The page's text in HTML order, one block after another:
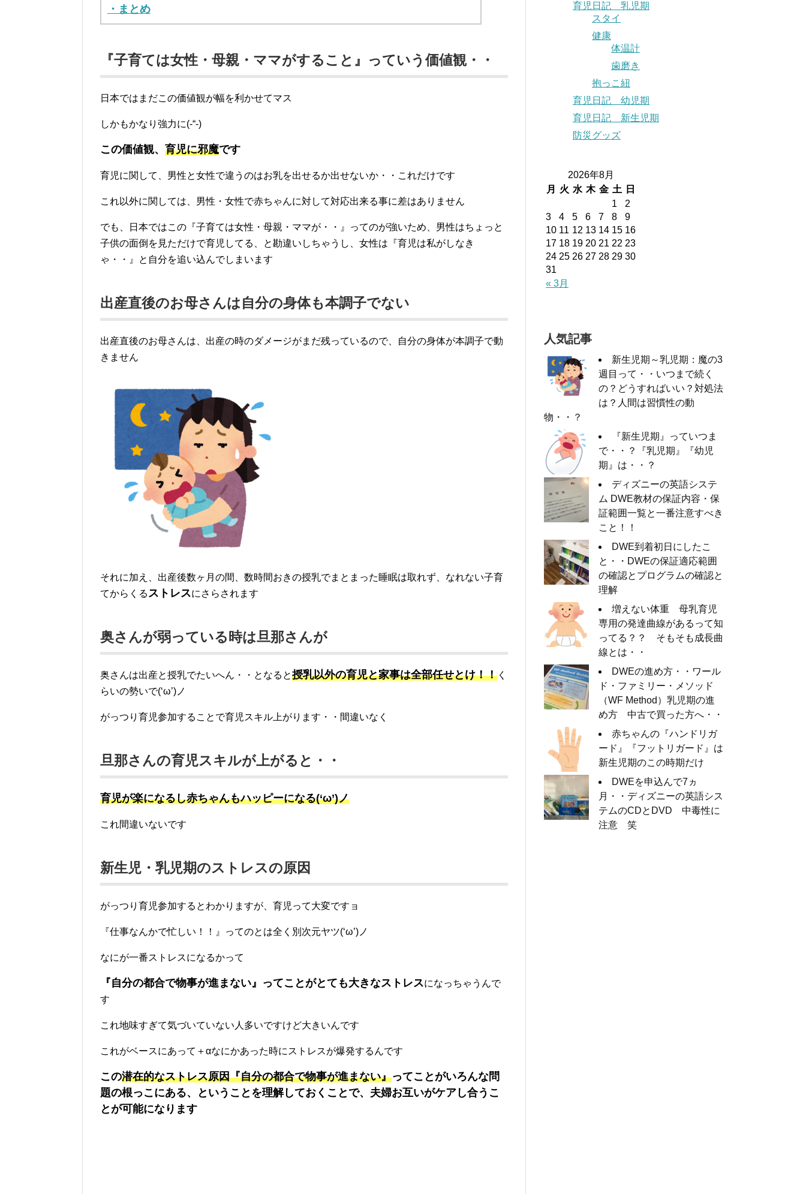
・まとめ
『子育ては女性・母親・ママがすること』っていう価値観・・
日本ではまだこの価値観が幅を利かせてマス
しかもかなり強力に(-“-)
この価値観、 育児に邪魔です
育児に関して、男性と女性で違うのはお乳を出せるか出せないか・・これだけです
これ以外に関しては、男性・女性で赤ちゃんに対して対応出来る事に差はありません
でも、日本ではこの『子育ては女性・母親・ママが・・』ってのが強いため、男性はちょっと
子供の面倒を見ただけで育児してる、と勘違いしちゃうし、女性は『育児は私がしなき
ゃ・・』と自分を追い込んでしまいます
出産直後のお母さんは自分の身体も本調子でない
出産直後のお母さんは、出産の時のダメージがまだ残っているので、自分の身体が本調子で動
きません
それに加え、出産後数ヶ月の間、数時間おきの授乳でまとまった睡眠は取れず、なれない子育
てからくるストレスにさらされます
奥さんが弱っている時は旦那さんが
奥さんは出産と授乳でたいへん・・となると授乳以外の育児と家事は全部任せとけ！！ く
らいの勢いで(‘ω’)ノ
がっつり育児参加することで育児スキル上がります・・間違いなく
旦那さんの育児スキルが上がると・・
育児が楽になるし赤ちゃんもハッピーになる(‘ω’)ノ
これ間違いないです
新生児・乳児期のストレスの原因
がっつり育児参加するとわかりますが、育児って大変ですョ
『仕事なんかで忙しい！！』ってのとは全く別次元ヤツ(‘ω’)ノ
なにが一番ストレスになるかって
『自分の都合で物事が進まない』ってことがとても大きなストレスになっちゃうんで
す
これ地味すぎて気づいていない人多いですけど大きいんです
これがベースにあって＋αなにかあった時にストレスが爆発するんです
この潜在的なストレス原因『自分の都合で物事が進まない』ってことがいろんな問
題の根っこにある、ということを理解しておくことで、夫婦お互いがケアし合うこ
とが可能になります
育児日記 乳児期
スタイ
健康
体温計
歯磨き
抱っこ紐
育児日記 幼児期
育児日記 新生児期
防災グッズ
2026年8月
月
火 水 木 金 土 日
« 3月
1
2
3
4 5 6 7 8
9
10 11 12 13 14 15 16
17 18 19 20 21 22 23
24 25 26 27 28 29 30
31
人気記事
新生児期～乳児期：魔の3
週目って・・いつまで続く
の？どうすればいい？対処法
は？人間は習慣性の動
物・・？
『新生児期』っていつま
で・・？『乳児期』『幼児
期』は・・？
ディズニーの英語システ
ム DWE教材の保証内容・保
証範囲一覧と一番注意すべき
こと！！
DWE到着初日にしたこ
と・・DWEの保証適応範囲
の確認とプログラムの確認と
理解
増えない体重 母乳育児
専用の発達曲線があるって知
ってる？？ そもそも成長曲
線とは・・
DWEの進め方・・ワール
ド・ファミリー・メソッド
（WF Method）乳児期の進
め方 中古で買った方へ・・
赤ちゃんの『ハンドリガ
ード』『フットリガード』は
新生児期のこの時期だけ
DWEを申込んで7ヵ
月・・ディズニーの英語シス
テムのCDとDVD 中毒性に
注意 笑